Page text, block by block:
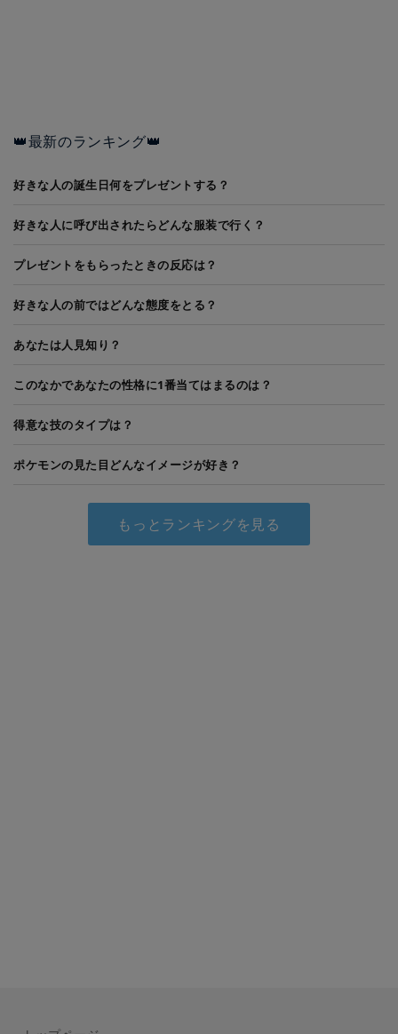
👑最新のランキング👑
好きな人の誕生日何をプレゼントする？
好きな人に呼び出されたらどんな服装で行く？
プレゼントをもらったときの反応は？
好きな人の前ではどんな態度をとる？
あなたは人見知り？
このなかであなたの性格に1番当てはまるのは？
得意な技のタイプは？
ポケモンの見た目どんなイメージが好き？
もっとランキングを見る